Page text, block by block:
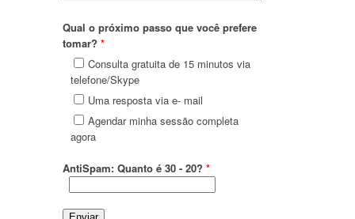
Qual o próximo passo que você prefere
tomar? *
Consulta gratuita de 15 minutos via
telefone/Skype
Uma resposta via e- mail
Agendar minha sessão completa
agora
AntiSpam: Quanto é 30 - 20? *